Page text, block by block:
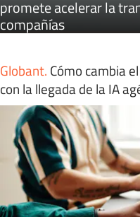
promete acelerar la
compañías
Globant. Cómo cambia
con la llegada de la IA